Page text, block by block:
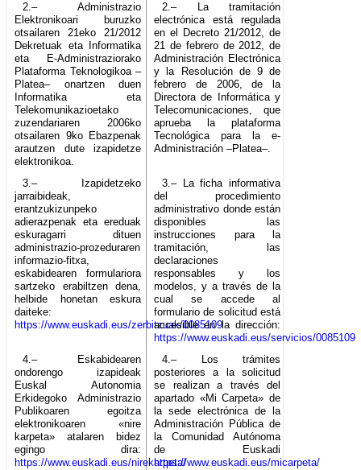
2.– Administrazio
Elektronikoari buruzko
otsailaren 21eko 21/2012
Dekretuak eta Informatika
eta E-Administraziorako
Plataforma Teknologikoa –
Platea– onartzen duen
Informatika eta
Telekomunikazioetako
zuzendariaren 2006ko
otsailaren 9ko Ebazpenak
arautzen dute izapidetze
elektronikoa.
2.– La tramitación
electrónica está regulada
en el Decreto 21/2012, de
21 de febrero de 2012, de
Administración Electrónica
y la Resolución de 9 de
febrero de 2006, de la
Directora de Informática y
Telecomunicaciones, que
aprueba la plataforma
Tecnológica para la e-
Administración –Platea–.
3.– Izapidetzeko
jarraibideak,
erantzukizunpeko
adierazpenak eta ereduak
eskuragarri dituen
administrazio-prozeduraren
informazio-fitxa,
eskabidearen formulariora
sartzeko erabiltzen dena,
helbide honetan eskura
daiteke:
https://www.euskadi.eus/zerbitzuak/0085109
3.– La ficha informativa
del procedimiento
administrativo donde están
disponibles las
instrucciones para la
tramitación, las
declaraciones
responsables y los
modelos, y a través de la
cual se accede al
formulario de solicitud está
accesible en la dirección:
https://www.euskadi.eus/servicios/0085109
4.– Eskabidearen
ondorengo izapideak
Euskal Autonomia
Erkidegoko Administrazio
Publikoaren egoitza
elektronikoaren «nire
karpeta» atalaren bidez
egingo dira:
https://www.euskadi.eus/nirekarpeta/
4.– Los trámites
posteriores a la solicitud
se realizan a través del
apartado «Mi Carpeta» de
la sede electrónica de la
Administración Pública de
la Comunidad Autónoma
de Euskadi
https://www.euskadi.eus/micarpeta/